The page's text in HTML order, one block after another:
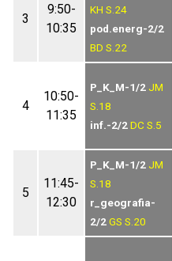
3
9:50-
10:35
KH S.24
pod.energ-2/2
BD S.22
4
10:50-
11:35
P_K_M-1/2 JM
S.18
inf.-2/2DC S.5
5
11:45-
12:30
P_K_M-1/2 JM
S.18
r_geografia-
2/2GS S.20